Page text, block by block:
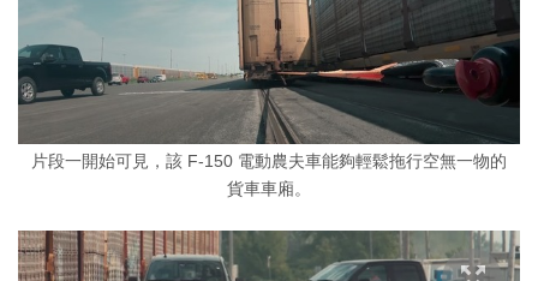
片段一開始可見，該 F-150 電動農夫車能夠輕鬆拖行空無一物的
貨車車廂。